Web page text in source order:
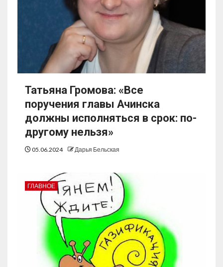
Татьяна Громова: «Все
поручения главы Ачинска
должны исполняться в срок: по-
другому нельзя»
05.06.2024 Дарья Бельская
ГЛАВНОЕ